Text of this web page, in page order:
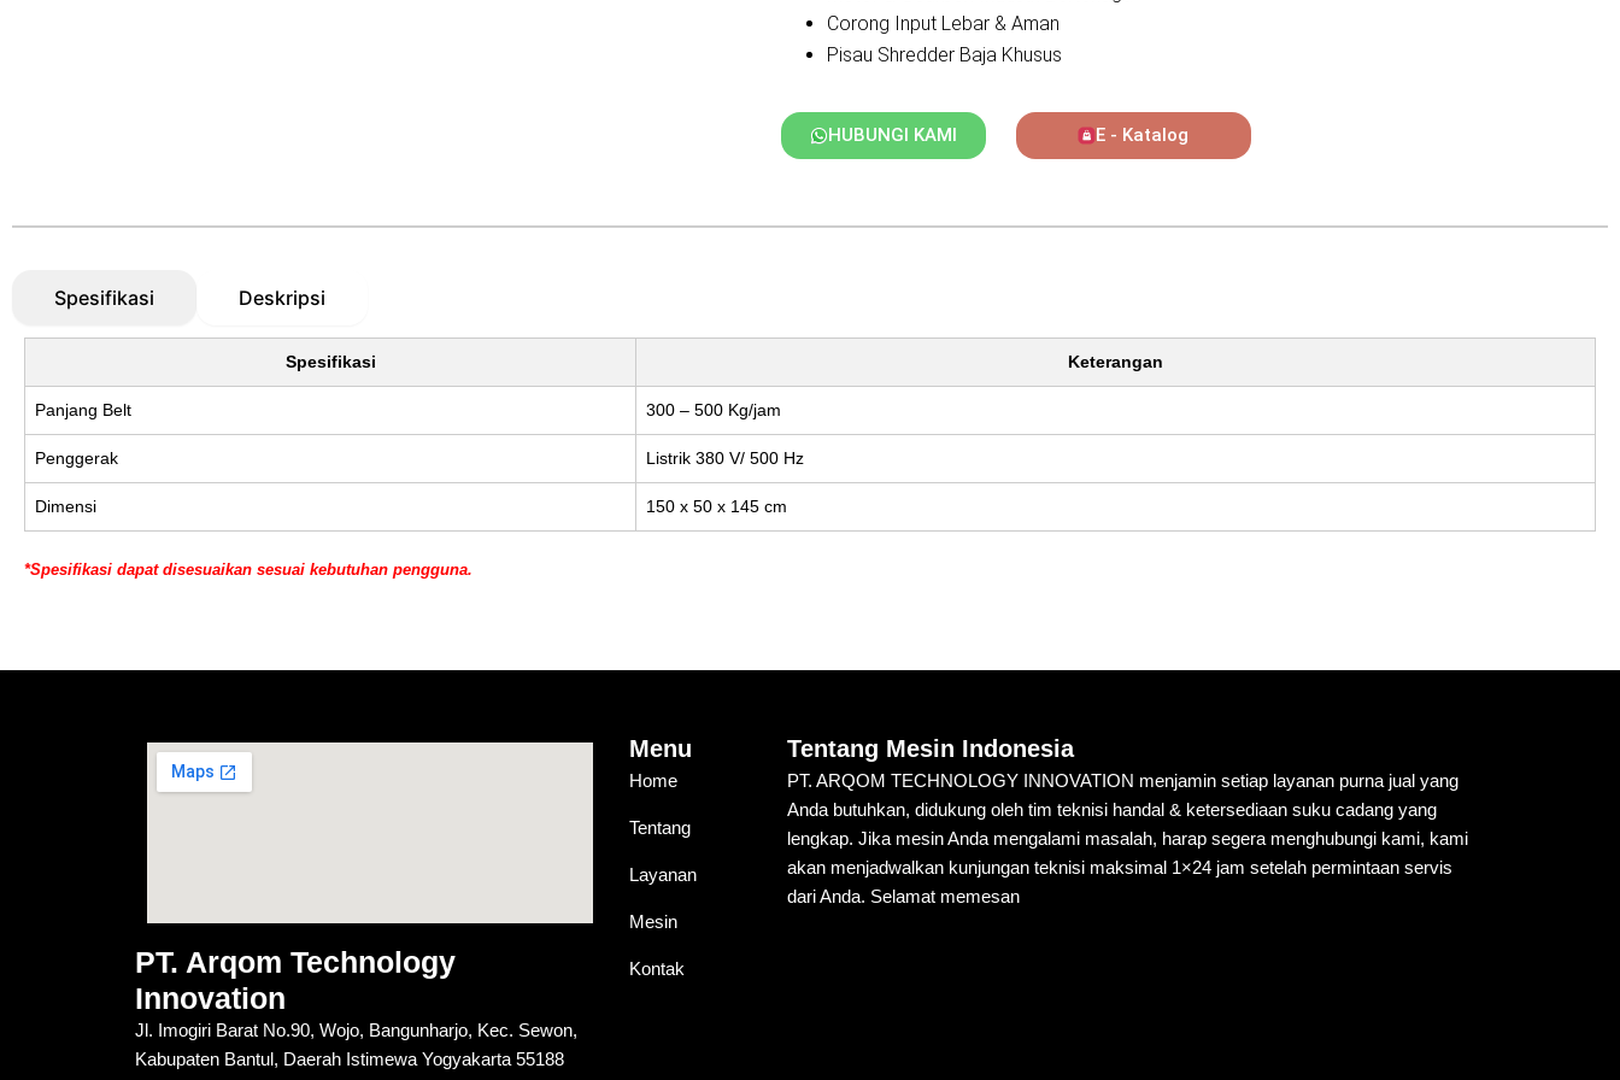
Corong Input Lebar & Aman
Pisau Shredder Baja Khusus
HUBUNGI KAMI E - Katalog
Spesifikasi Deskripsi
Spesifikasi Keterangan
Panjang Belt 300 – 500 Kg/jam
Penggerak Listrik 380 V/ 500 Hz
Dimensi 150 x 50 x 145 cm
*Spesifikasi dapat disesuaikan sesuai kebutuhan pengguna.
PT. Arqom Technology
Innovation
Jl. Imogiri Barat No.90, Wojo, Bangunharjo, Kec. Sewon,
Kabupaten Bantul, Daerah Istimewa Yogyakarta 55188
Menu
Home
Tentang
Layanan
Mesin
Kontak
Tentang Mesin Indonesia
PT. ARQOM TECHNOLOGY INNOVATION menjamin setiap layanan purna jual yang
Anda butuhkan, didukung oleh tim teknisi handal & ketersediaan suku cadang yang
lengkap. Jika mesin Anda mengalami masalah, harap segera menghubungi kami, kami
akan menjadwalkan kunjungan teknisi maksimal 1×24 jam setelah permintaan servis
dari Anda. Selamat memesan